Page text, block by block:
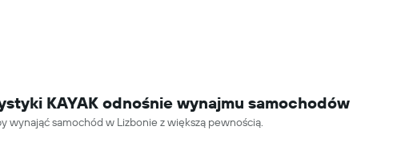
KAYAK odnośnie wynajmu samochodów
wynająć samochód w Lizbonie z większą pewnością.